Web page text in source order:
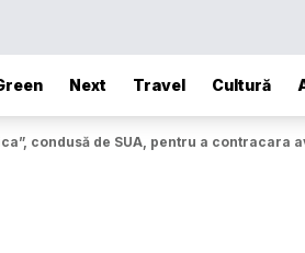
Next Travel Cultură
condusă de SUA, pentru a